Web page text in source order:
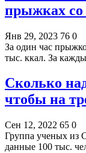
прыжках со
Янв 29, 2023 76 0
За один час
тыс. ккал. За
Сколько
чтобы на
Сен 12, 2022 65 0
Группа ученых из
данные 100 тыс.